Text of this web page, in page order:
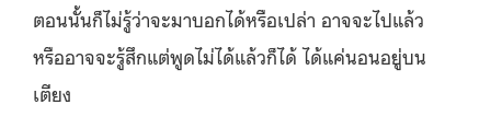
ตอนนั้นก็ไม่รู้ว่าจะมาบอกได้หรือเปล่า อาจจะไปแล้ว
หรืออาจจะรู้สึกแต่พูดไม่ได้แล้วก็ได้ ได้แค่นอนอยู่บน
เตียง